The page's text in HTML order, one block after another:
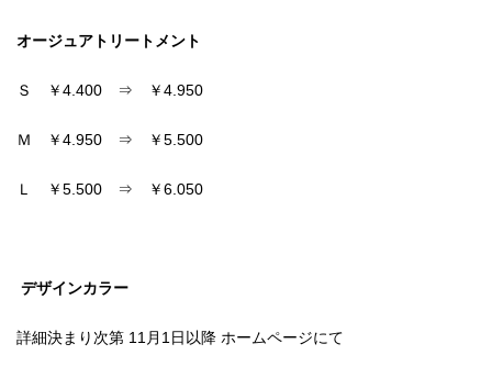
オージュアトリートメント
Ｓ ￥4.400 ⇒ ￥4.950
Ｍ ￥4.950 ⇒ ￥5.500
Ｌ ￥5.500 ⇒ ￥6.050
デザインカラー
詳細決まり次第 11月1日以降 ホームページにて